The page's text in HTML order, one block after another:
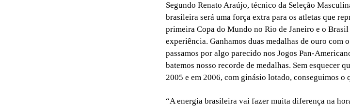
Segundo Renato Araújo, técnico da Seleção
brasileira será uma força extra para os atletas que
primeira Copa do Mundo no Rio de Janeiro e o
experiência. Ganhamos duas medalhas de ouro com
passamos por algo parecido nos Jogos Pan-
batemos nosso recorde de medalhas. Sem esquecer
2005 e em 2006, com ginásio lotado, conseguimos o
“A energia brasileira vai fazer muita diferença na